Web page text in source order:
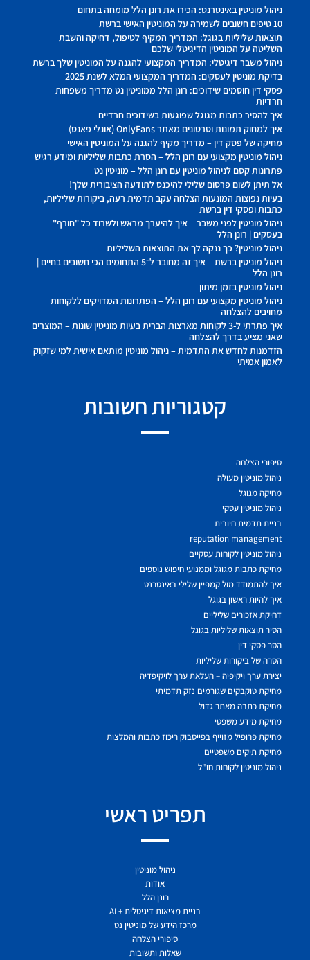
ניהול מוניטין באינטרנט: הכירו את רונן הלל מומחה בתחום
10 טיפים חשובים לשמירה על המוניטין האישי ברשת
תוצאות שליליות בגוגל: המדריך המקיף לטיפול, דחיקה והשבת
השליטה על המוניטין הדיגיטלי שלכם
ניהול משבר דיגיטלי: המדריך המקצועי להגנה על המוניטין שלך ברשת
בדיקת מוניטין לעסקים: המדריך המקצועי המלא לשנת 2025
פסקי דין חוסמים שידוכים: רונן הלל ממוניטין נט מדריך משפחות
חרדיות
איך להסיר כתבות מגוגל שפוגעות בשידוכים חרדיים
איך למחוק תמונות וסרטונים מאתר OnlyFans (אונלי פאנס)
מחיקה של פסק דין – מדריך מקיף להגנה על המוניטין האישי
ניהול מוניטין מקצועי עם רונן הלל – הסרת כתבות שליליות ומידע רגיש
פתרונות קסם לניהול מוניטין עם רונן הלל – מוניטין נט
אל תיתן לשום פרסום שלילי להיכנס לתודעה הציבורית שלך!
בעיות נפוצות המונעות הצלחה עקב תדמית רעה, ביקורות שליליות,
כתבות ופסקי דין ברשת
ניהול מוניטין לפני משבר – איך להיערך מראש ולשרוד כל "חורף"
בעסקים | רונן הלל
ניהול מוניטין? כך ננקה לך את התוצאות השליליות
ניהול מוניטין ברשת – איך זה מחובר ל־5 התחומים הכי חשובים בחיים |
רונן הלל
ניהול מוניטין בזמן מיתון
ניהול מוניטין מקצועי עם רונן הלל – הפתרונות המדויקים ללקוחות
מחויבים להצלחה
איך פתרתי ל-3 לקוחות מארצות הברית בעיות מוניטין שונות – המוצרים
שאני מציע בדרך להצלחה
הזדמנות לחדש את התדמית – ניהול מוניטין מותאם אישית למי שזקוק
לאמון אמיתי
קטגוריות חשובות
סיפורי הצלחה
ניהול מוניטין מעולה
מחיקה מגוגל
ניהול מוניטין עסקי
בניית תדמית חיובית
reputation management
ניהול מוניטין לקוחות עסקיים
מחיקת כתבות מגוגל וממנועי חיפוש נוספים
איך להתמודד מול קמפיין שלילי באינטרנט
איך להיות ראשון בגוגל
דחיקת אזכורים שליליים
הסיר תוצאות שליליות בגוגל
הסר פסקי דין
הסרה של ביקורות שליליות
יצירת ערך ויקיפיה – העלאת ערך לויקיפדיה
מחיקת טוקבקים שגורמים נזק תדמיתי
מחיקת כתבה מאתר גדול
מחיקת מידע משפטי
מחיקת פרופיל מזוייף בפייסבוק ריכוז כתבות והמלצות
מחיקת תיקים משפטיים
ניהול מוניטין לקוחות חו"ל
תפריט ראשי
ניהול מוניטין
אודות
רונן הלל
בניית מציאות דיגיטלית + AI
מרכז הידע של מוניטין נט
סיפורי הצלחה
שאלות ותשובות